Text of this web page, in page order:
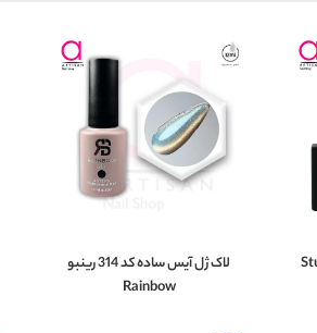
لاک ژل آیس ساده کد 314 رینبو
Rainbow